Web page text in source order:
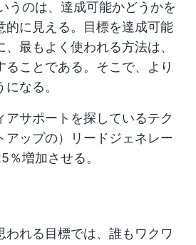
うのは、達成可能かどうかを
的に見える。目標を達成可能
最もよく使われる方法は、
ることである。そこで、より
なる。
アサポートを探しているテク
アップの）リードジェネレー
％増加させる。
われる目標では、誰もワクワ